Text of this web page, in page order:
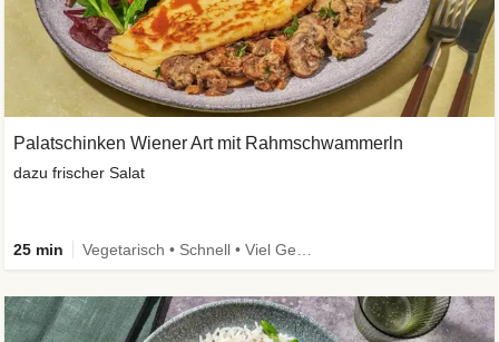
Palatschinken Wiener Art mit Rahmschwammerln
dazu frischer Salat
25 min